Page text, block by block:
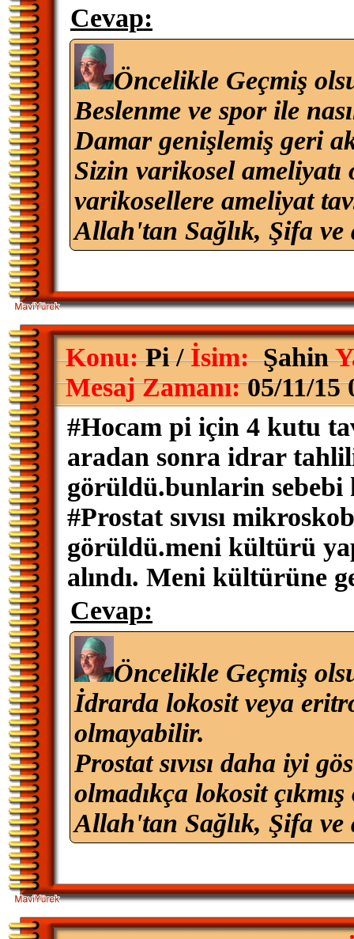
Cevap:
Öncelikle Geçmiş
Beslenme ve spor ile
Damar genişlemiş geri
Sizin varikosel ameliyatı
varikosellere ameliyat
Allah'tan Sağlık, Şifa
Konu:Pi /İsim:Şahin
Mesaj Zamanı:05/11/15
#Hocam pi için 4 kutu
aradan sonra idrar
görüldü.bunlarin sebebi
#Prostat sıvısı
görüldü.meni kültürü
alındı. Meni kültürüne
Cevap:
Öncelikle Geçmiş
İdrarda lokosit veya
olmayabilir.
Prostat sıvısı daha iyi
olmadıkça lokosit
Allah'tan Sağlık, Şifa